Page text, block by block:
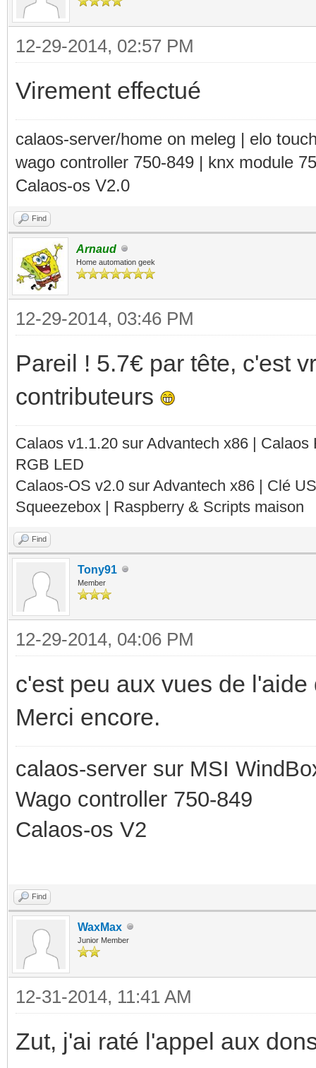
12-29-2014, 02:57 PM
Virement effectué
calaos-server/home on meleg | elo
wago controller 750-849 | knx module
Calaos-os V2.0
Find
Arnaud
Home automation geek
12-29-2014, 03:46 PM
Pareil ! 5.7€ par tête, c'est
contributeurs
Calaos v1.1.20 sur Advantech x86 |
RGB LED
Calaos-OS v2.0 sur Advantech x86 | Clé
Squeezebox | Raspberry & Scripts maison
Find
Tony91
Member
12-29-2014, 04:06 PM
c'est peu aux vues de
Merci encore.
calaos-server sur MSI
Wago controller 750-849
Calaos-os V2
Find
WaxMax
Junior Member
12-31-2014, 11:41 AM
Zut, j'ai raté l'appel aux